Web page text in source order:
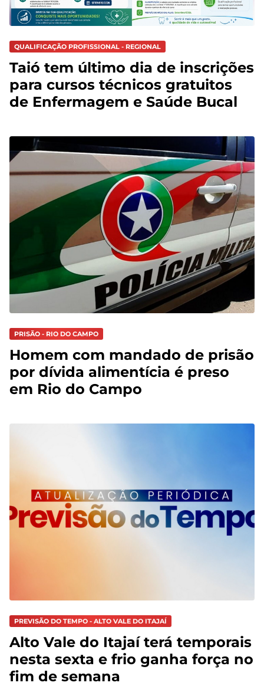
QUALIFICAÇÃO PROFISSIONAL - REGIONAL
Taió tem último dia de inscrições
para cursos técnicos gratuitos
de Enfermagem e Saúde Bucal
PRISÃO - RIO DO CAMPO
Homem com mandado de prisão
por dívida alimentícia é preso
em Rio do Campo
PREVISÃO DO TEMPO - ALTO VALE DO ITAJAÍ
Alto Vale do Itajaí terá temporais
nesta sexta e frio ganha força no
fim de semana